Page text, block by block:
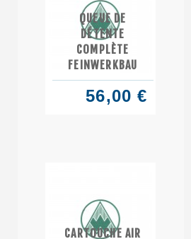
QUEUE DE
DÉTENTE
COMPLÈTE
FEINWERKBAU
56,00 €
CARTOUCHE AIR